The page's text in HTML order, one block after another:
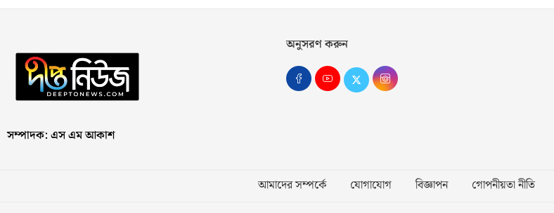
সম্পাদক: এস এম আকাশ
অনুসরণ করুন
আমাদের সম্পর্কে যোগাযোগ বিজ্ঞাপন গোপনীয়তা নীতি